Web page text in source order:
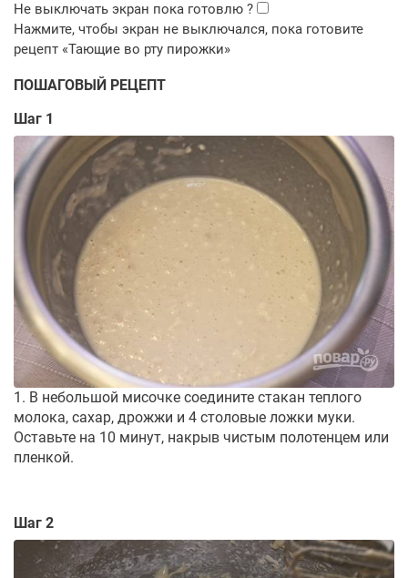
ПОШАГОВЫЙ РЕЦЕПТ
Шаг 1
1. В небольшой мисочке соедините стакан теплого
молока, сахар, дрожжи и 4 столовые ложки муки.
Оставьте на 10 минут, накрыв чистым полотенцем или
пленкой.
Шаг 2